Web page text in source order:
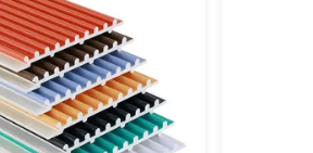
詰め込まれています
モルダーン